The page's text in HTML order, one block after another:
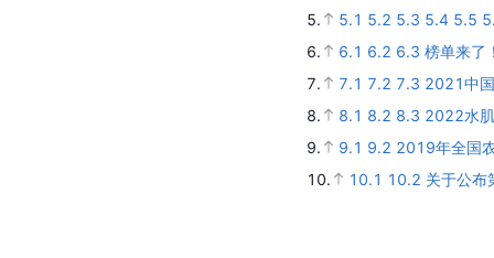
5.
5.1 5.2 5.3 5.4 5.5
6.
6.1 6.2 6.3 榜单来了
7.
7.1 7.2 7.3 2021中
8.
8.1 8.2 8.3 2022水
9.
9.1 9.2 2019年全国
10.
10.1 10.2 关于公布